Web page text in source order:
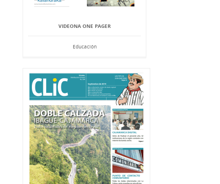
VIDEONA ONE PAGER
Educación